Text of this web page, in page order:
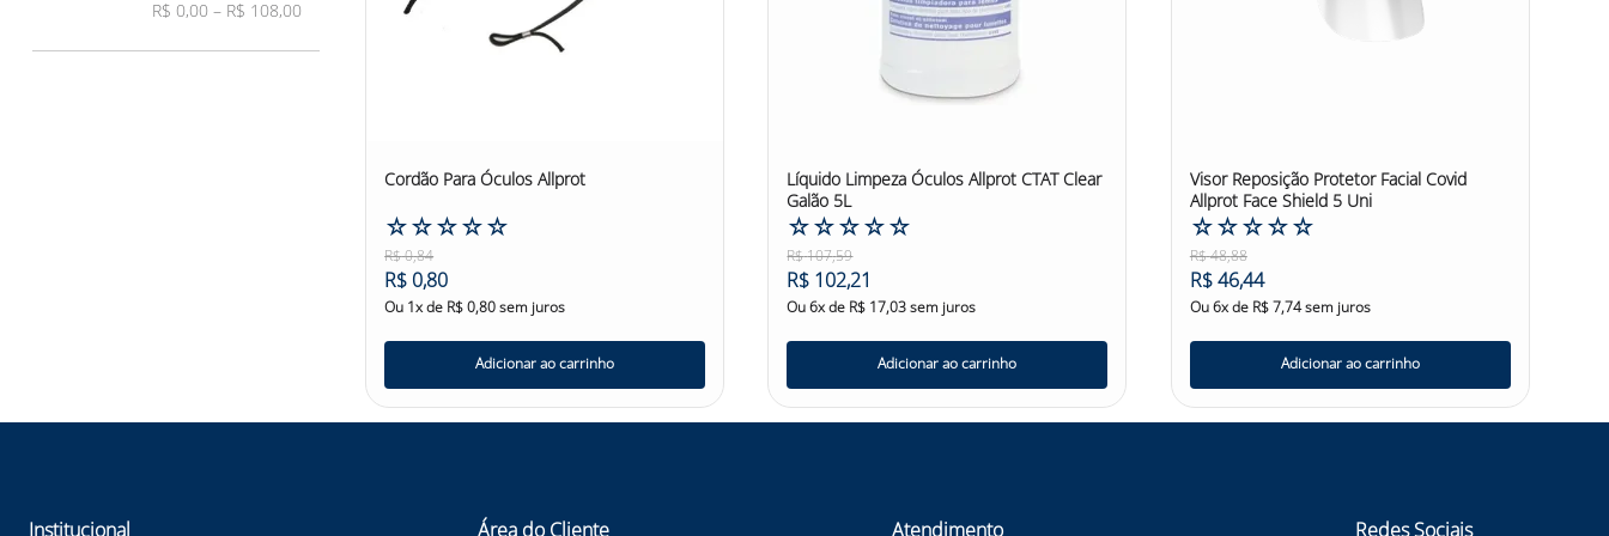
R$ 0,00 – R$ 108,00
Cordão Para Óculos Allprot
☆☆☆☆☆
R$0,84
R$ 0,80
Ou 1x de R$0,80sem juros
Adicionar ao carrinho
Líquido Limpeza Óculos Allprot CTAT Clear
Galão 5L
☆☆☆☆☆
R$107,59
R$ 102,21
Ou6x de R$ 17,03sem juros
Adicionar ao carrinho
Visor Reposição Protetor Facial Covid
Allprot Face Shield 5 Uni
☆☆☆☆☆
R$48,88
R$46,44
Ou6x de R$7,74sem juros
Adicionar ao carrinho
Institucional Área do Cliente Atendimento Redes Sociais